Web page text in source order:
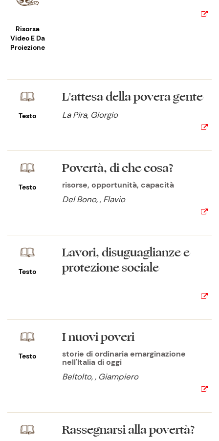
Risorsa
Video E Da
Proiezione
Testo
L'attesa della povera gente
La Pira, Giorgio
Testo
Povertà, di che cosa?
risorse, opportunità, capacità
Del Bono, , Flavio
Testo
Lavori, disuguaglianze e
protezione sociale
Testo
I nuovi poveri
storie di ordinaria emarginazione
nell'Italia di oggi
Beltolto, , Giampiero
Rassegnarsi alla povertà?